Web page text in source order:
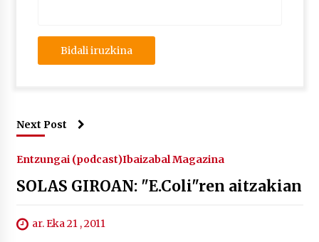
Next Post
Entzungai (podcast)Ibaizabal Magazina
SOLAS GIROAN: "E.Coli"ren aitzakian
ar. Eka 21 , 2011